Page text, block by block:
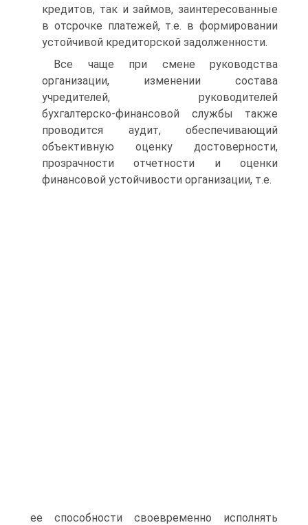
кредитов, так и займов, заинтересованные
в отсрочке платежей, т.е. в формировании
устойчивой кредиторской задолженности.
Все чаще при смене руководства
организации, изменении состава
учредителей, руководителей
бухгалтерско‑финансовой службы также
проводится аудит, обеспечивающий
объективную оценку достоверности,
прозрачности отчетности и оценки
финансовой устойчивости организации, т.е.
ее способности своевременно исполнять